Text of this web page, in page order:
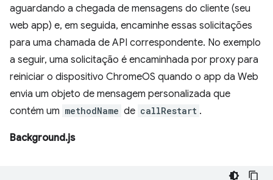
aguardando a chegada de mensagens do cliente (seu
web app) e, em seguida, encaminhe essas solicitações
para uma chamada de API correspondente. No exemplo
a seguir, uma solicitação é encaminhada por proxy para
reiniciar o dispositivo ChromeOS quando o app da Web
envia um objeto de mensagem personalizada que
contém um methodName de callRestart .
Background.js